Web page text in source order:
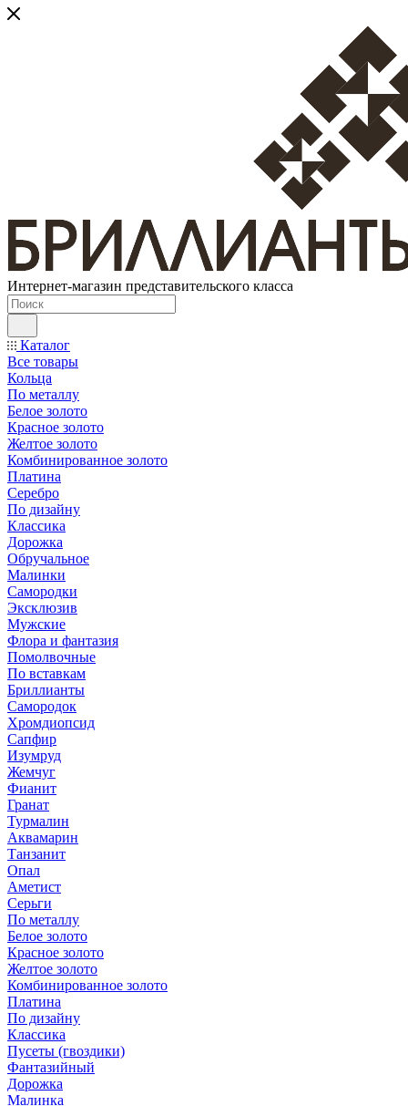
Интернет-магазин представительского класса
Каталог
Все товары
Кольца
По металлу
Белое золото
Красное золото
Желтое золото
Комбинированное золото
Платина
Серебро
По дизайну
Классика
Дорожка
Обручальное
Малинки
Самородки
Эксклюзив
Мужские
Флора и фантазия
Помолвочные
По вставкам
Бриллианты
Самородок
Хромдиопсид
Сапфир
Изумруд
Жемчуг
Фианит
Гранат
Турмалин
Аквамарин
Танзанит
Опал
Аметист
Серьги
По металлу
Белое золото
Красное золото
Желтое золото
Комбинированное золото
Платина
По дизайну
Классика
Пусеты (гвоздики)
Фантазийный
Дорожка
Малинка